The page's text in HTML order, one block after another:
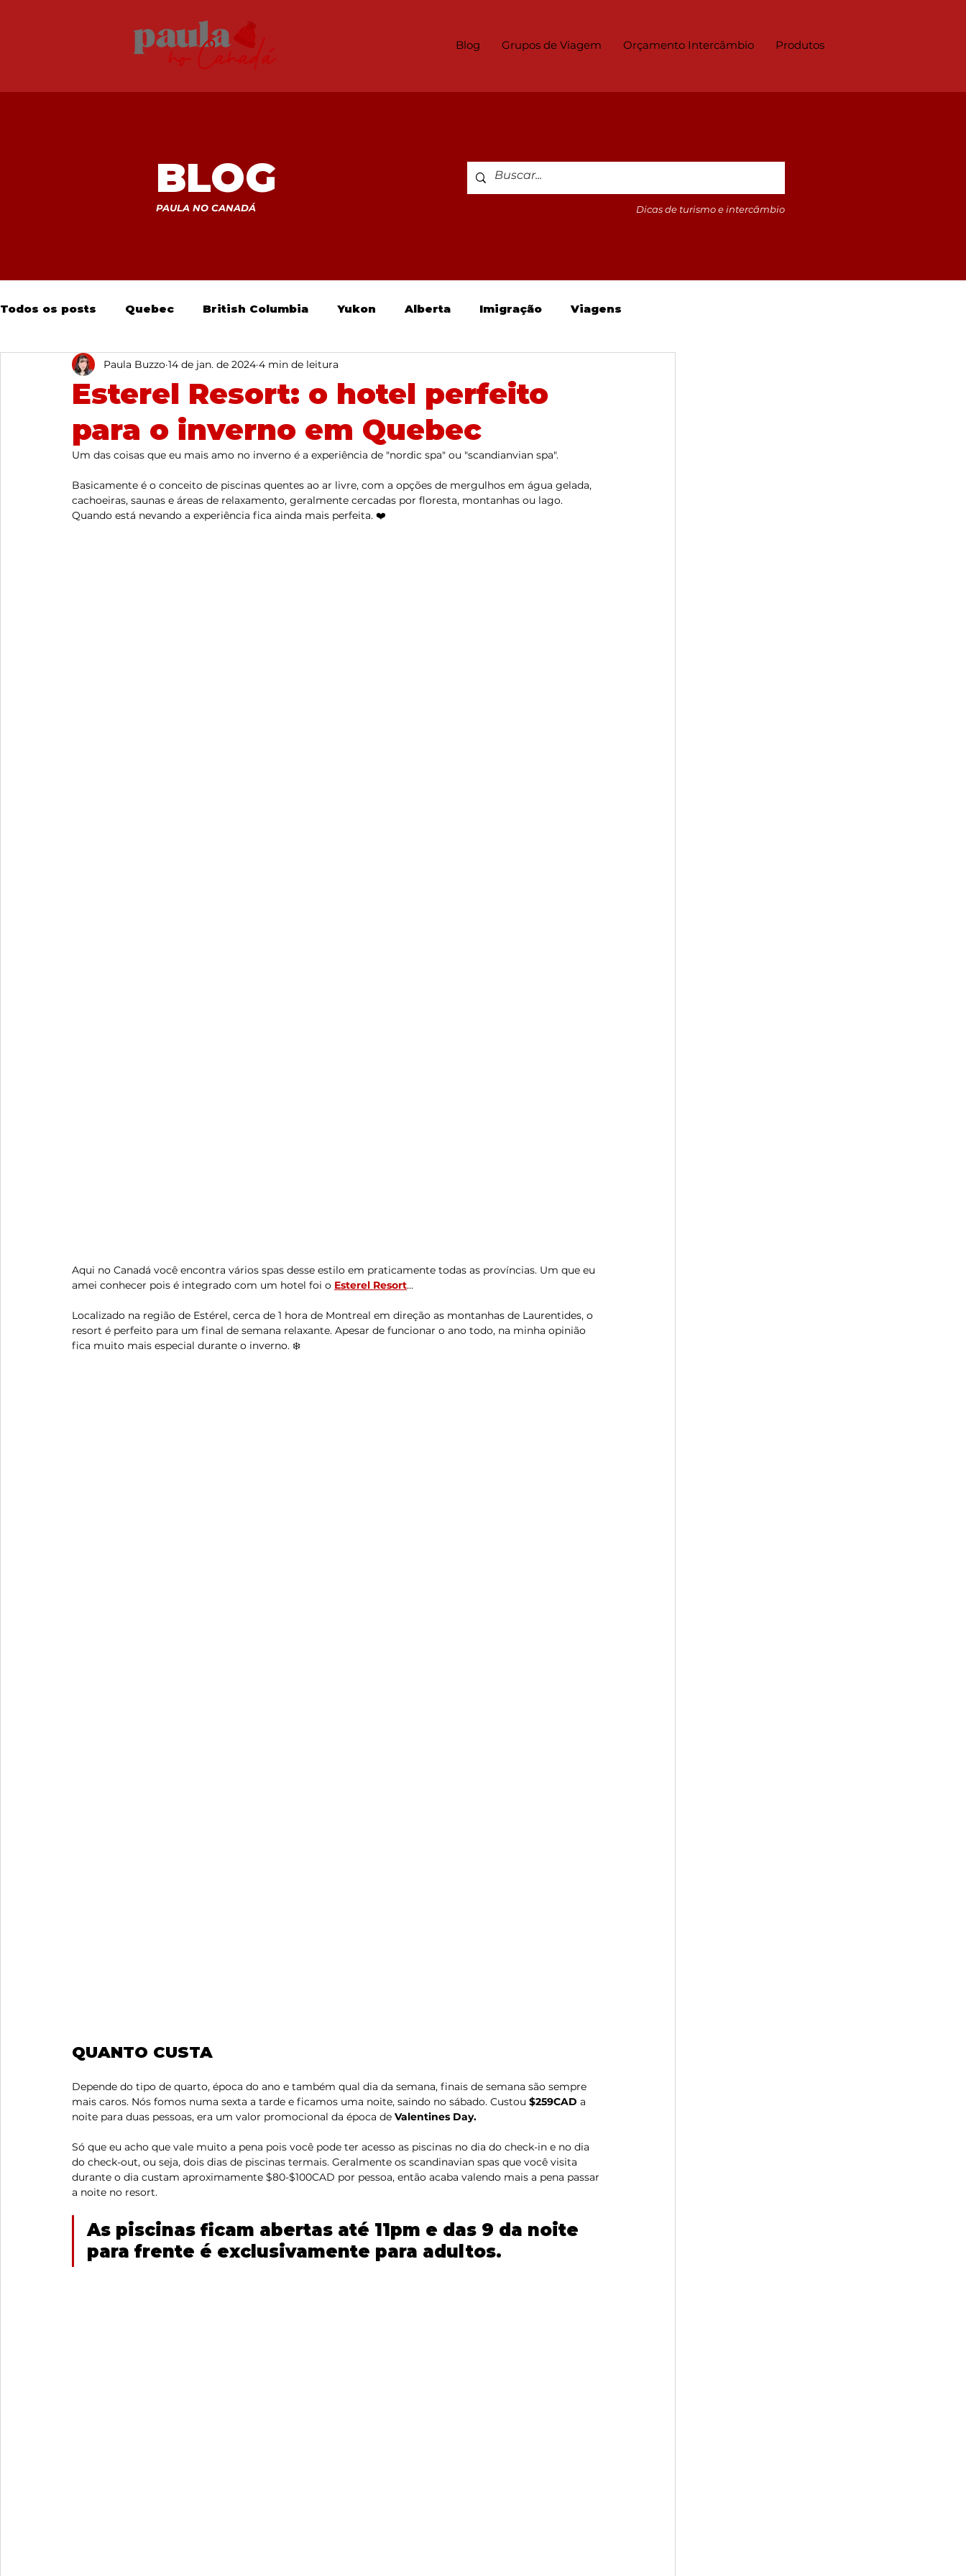
Blog Grupos de Viagem Orçamento Intercâmbio Produtos
BLOG
PAULA NO CANADÁ Dicas de turismo e intercâmbio
Todos os posts Quebec British Columbia Yukon Alberta Imigração Viagens
Esterel Resort: o hotel perfeito
para o inverno em Quebec
Paula Buzzo 14 de jan. de 2024 4 min de leitura
Um das coisas que eu mais amo no inverno é a experiência de "nordic spa" ou "scandianvian spa".
Basicamente é o conceito de piscinas quentes ao ar livre, com a opções de mergulhos em água gelada,
cachoeiras, saunas e áreas de relaxamento, geralmente cercadas por floresta, montanhas ou lago.
Quando está nevando a experiência fica ainda mais perfeita. ❤️
Aqui no Canadá você encontra vários spas desse estilo em praticamente todas as províncias. Um que eu
amei conhecer pois é integrado com um hotel foi o Esterel Resort...
Localizado na região de Estérel, cerca de 1 hora de Montreal em direção as montanhas de Laurentides, o
resort é perfeito para um final de semana relaxante. Apesar de funcionar o ano todo, na minha opinião
fica muito mais especial durante o inverno. ❄️
QUANTO CUSTA
Depende do tipo de quarto, época do ano e também qual dia da semana, finais de semana são sempre
mais caros. Nós fomos numa sexta a tarde e ficamos uma noite, saindo no sábado. Custou $259CAD a
noite para duas pessoas, era um valor promocional da época de Valentines Day.
Só que eu acho que vale muito a pena pois você pode ter acesso as piscinas no dia do check-in e no dia
do check-out, ou seja, dois dias de piscinas termais. Geralmente os scandinavian spas que você visita
durante o dia custam aproximamente $80-$100CAD por pessoa, então acaba valendo mais a pena passar
a noite no resort.
As piscinas ficam abertas até 11pm e das 9 da noite
para frente é exclusivamente para adultos.